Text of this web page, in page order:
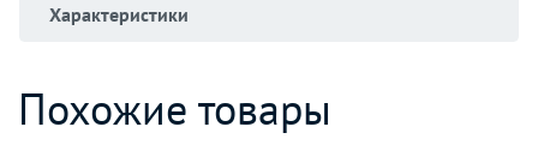
Характеристики
Похожие товары